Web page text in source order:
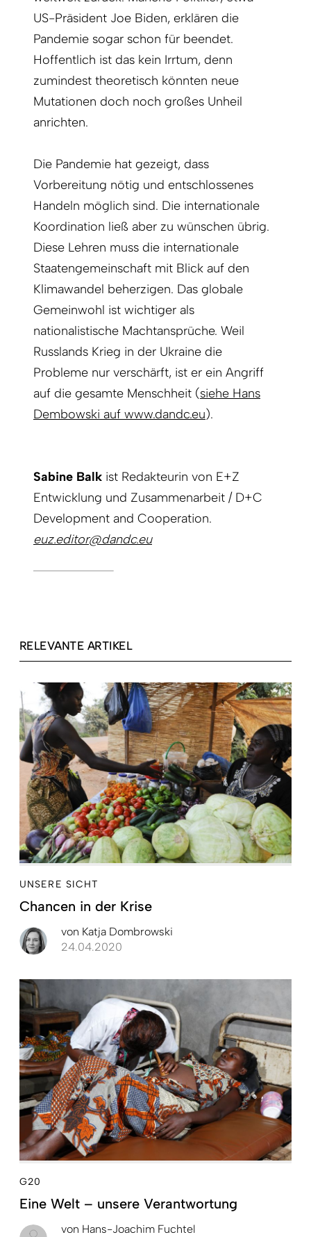
US-Präsident Joe Biden, erklären die
Pandemie sogar schon für beendet.
Hoffentlich ist das kein Irrtum, denn
zumindest theoretisch könnten neue
Mutationen doch noch großes Unheil
anrichten.
Die Pandemie hat gezeigt, dass
Vorbereitung nötig und entschlossenes
Handeln möglich sind. Die internationale
Koordination ließ aber zu wünschen übrig.
Diese Lehren muss die internationale
Staatengemeinschaft mit Blick auf den
Klimawandel beherzigen. Das globale
Gemeinwohl ist wichtiger als
nationalistische Machtansprüche. Weil
Russlands Krieg in der Ukraine die
Probleme nur verschärft, ist er ein Angriff
auf die gesamte Menschheit (siehe Hans
Dembowski auf www.dandc.eu).
Sabine Balk ist Redakteurin von E+Z
Entwicklung und Zusammenarbeit / D+C
Development and Cooperation.
euz.editor@dandc.eu
RELEVANTE ARTIKEL
UNSERE SICHT
Chancen in der Krise
von Katja Dombrowski
24.04.2020
G20
Eine Welt – unsere Verantwortung
von Hans-Joachim Fuchtel